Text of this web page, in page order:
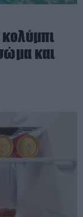
κολύμπι
και